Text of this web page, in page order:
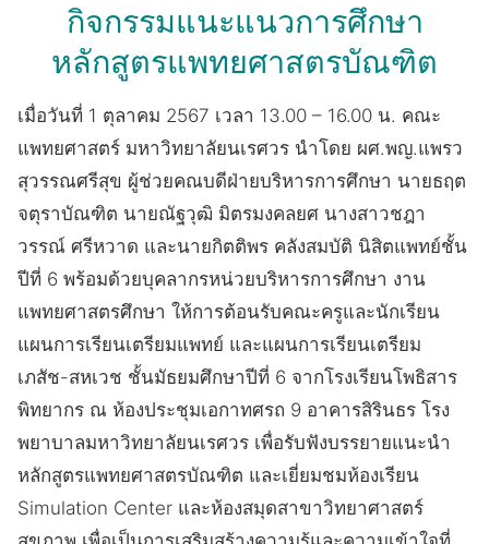
กิจกรรมแนะแนวการศึกษา
หลักสูตรแพทยศาสตรบัณฑิต
เมื่อวันที่ 1 ตุลาคม 2567 เวลา 13.00 – 16.00 น. คณะ
แพทยศาสตร์ มหาวิทยาลัยนเรศวร นำโดย ผศ.พญ.แพรว
สุวรรณศรีสุข ผู้ช่วยคณบดีฝ่ายบริหารการศึกษา นายธฤต
จตุราบัณฑิต นายณัฐวุฒิ มิตรมงคลยศ นางสาวชฎา
วรรณ์ ศรีหวาด และนายกิตติพร คลังสมบัติ นิสิตแพทย์ชั้น
ปีที่ 6 พร้อมด้วยบุคลากรหน่วยบริหารการศึกษา งาน
แพทยศาสตรศึกษา ให้การต้อนรับคณะครูและนักเรียน
แผนการเรียนเตรียมแพทย์ และแผนการเรียนเตรียม
เภสัช-สหเวช ชั้นมัธยมศึกษาปีที่ 6 จากโรงเรียนโพธิสาร
พิทยากร ณ ห้องประชุมเอกาทศรถ 9 อาคารสิรินธร โรง
พยาบาลมหาวิทยาลัยนเรศวร เพื่อรับฟังบรรยายแนะนำ
หลักสูตรแพทยศาสตรบัณฑิต และเยี่ยมชมห้องเรียน
Simulation Center และห้องสมุดสาขาวิทยาศาสตร์